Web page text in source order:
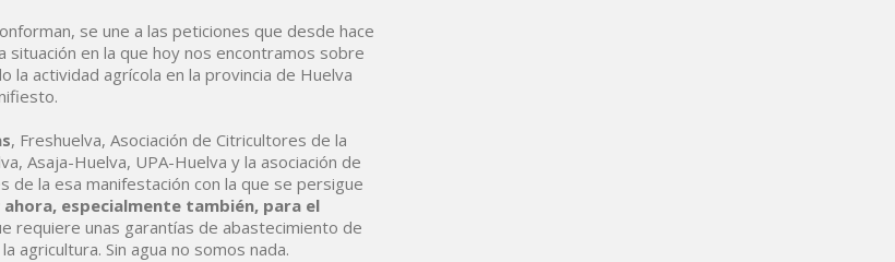
se une a las peticiones que desde hace
en la que hoy nos encontramos sobre
la actividad agrícola en la provincia de Huelva
, Freshuelva, Asociación de Citricultores de la
Asaja-Huelva, UPA-Huelva y la asociación de
la esa manifestación con la que se persigue
especialmente también, para el
requiere unas garantías de abastecimiento de
agricultura. Sin agua no somos nada.